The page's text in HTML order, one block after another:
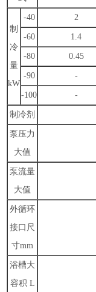
制
冷
量
kW
-40 2
-60 1.4
-80 0.45
-90 -
-100 -
制冷剂
泵压力
大值
泵流量
大值
外循环
接口尺
寸mm
浴槽大
容积 L